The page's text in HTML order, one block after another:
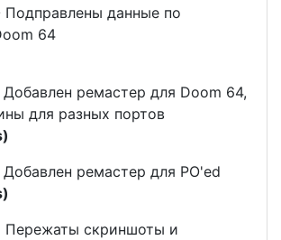
Подправлены данные по
64
Добавлен ремастер для Doom 64,
для разных портов
Добавлен ремастер для PO'ed
Пережаты скриншоты и